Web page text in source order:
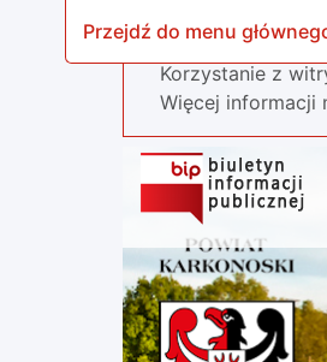
Przejdź do menu
Nasza strona
Korzystanie z
Więcej informacji